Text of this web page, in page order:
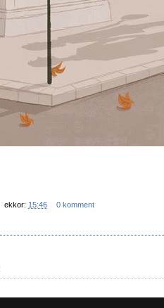
ekkor: 15:46
0 komment